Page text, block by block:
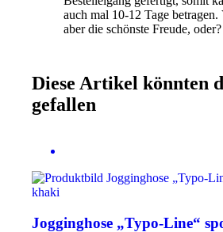
auch mal 10-12 Tage
aber die schönste Freude, oder?
Diese Artikel könnten
gefallen
Jogginghose „Typo-Line“